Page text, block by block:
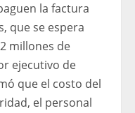
la factura
que se espera
millones de
ejecutivo de
que el costo del
el personal